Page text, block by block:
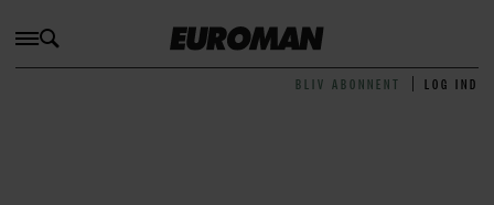
BLIV ABONNENT LOG IND